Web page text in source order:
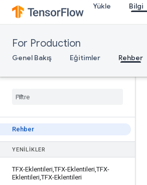
Yükle Bilgi
For Production
Genel Bakış Eğitimler Rehber
Rehber
YENILIKLER
TFX-Eklentileri,TFX-Eklentileri,TFX-
Eklentileri,TFX-Eklentileri